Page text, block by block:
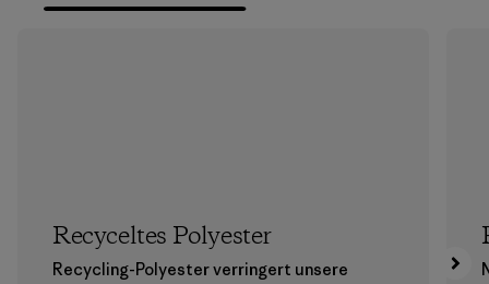
Recyceltes Polyester
Recycling-Polyester verringert unsere